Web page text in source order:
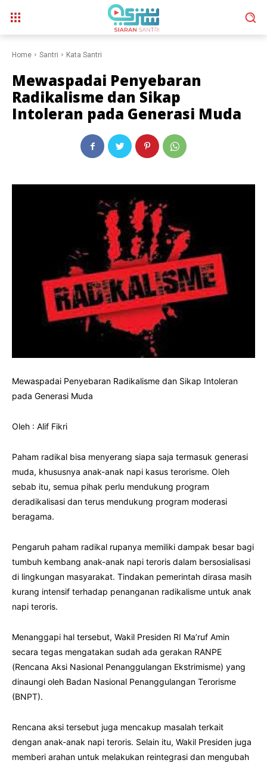
Home Santri Kata Santri
Mewaspadai Penyebaran
Radikalisme dan Sikap
Intoleran pada Generasi Muda
Mewaspadai Penyebaran Radikalisme dan Sikap Intoleran
pada Generasi Muda
Oleh : Alif Fikri
Paham radikal bisa menyerang siapa saja termasuk generasi
muda, khususnya anak-anak napi kasus terorisme. Oleh
sebab itu, semua pihak perlu mendukung program
deradikalisasi dan terus mendukung program moderasi
beragama.
Pengaruh paham radikal rupanya memiliki dampak besar bagi
tumbuh kembang anak-anak napi teroris dalam bersosialisasi
di lingkungan masyarakat. Tindakan pemerintah dirasa masih
kurang intensif terhadap penanganan radikalisme untuk anak
napi teroris.
Menanggapi hal tersebut, Wakil Presiden RI Ma’ruf Amin
secara tegas mengatakan sudah ada gerakan RANPE
(Rencana Aksi Nasional Penanggulangan Ekstrimisme) yang
dinaungi oleh Badan Nasional Penanggulangan Terorisme
(BNPT).
Rencana aksi tersebut juga mencakup masalah terkait
dengan anak-anak napi teroris. Selain itu, Wakil Presiden juga
memberi arahan untuk melakukan reintegrasi dan mengubah